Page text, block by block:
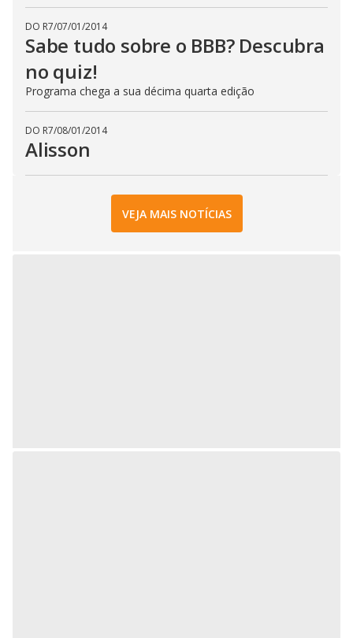
DO R7/07/01/2014
Sabe tudo sobre o BBB? Descubra
no quiz!
Programa chega a sua décima quarta edição
DO R7/08/01/2014
Alisson
VEJA MAIS NOTÍCIAS